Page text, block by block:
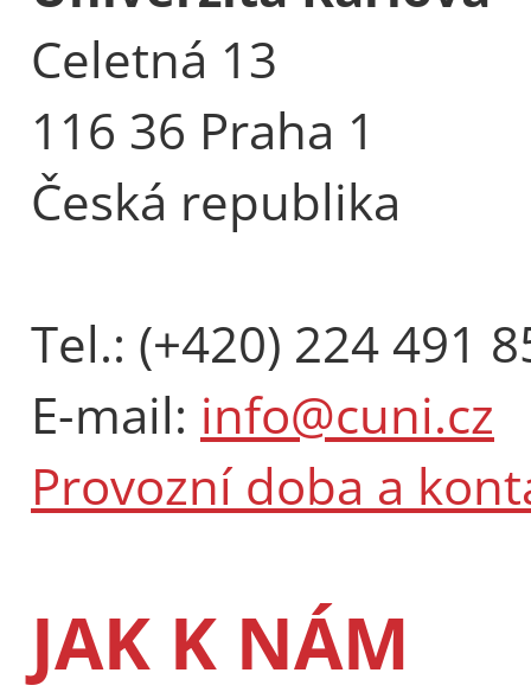
Celetná 13
116 36 Praha 1
Česká republika
Tel.: (+420) 224 491
E-mail: info@cuni.cz
Provozní doba a
JAK K NÁM